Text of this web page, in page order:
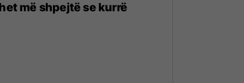
më shpejtë se kurrë